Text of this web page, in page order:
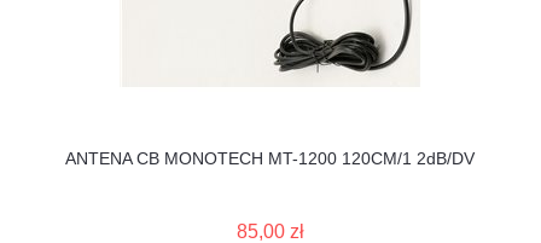
ANTENA CB MONOTECH MT-1200 120CM/1 2dB/DV
85,00 zł